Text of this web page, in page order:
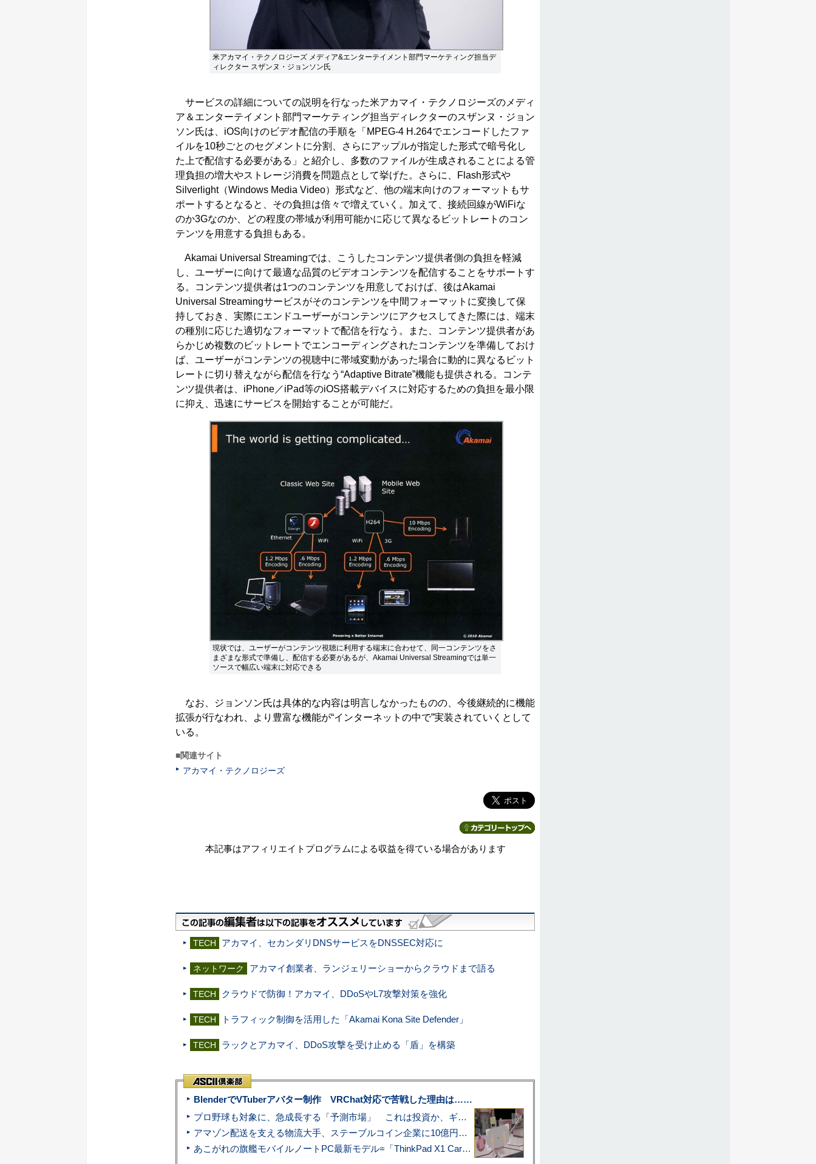
米アカマイ・テクノロジーズ メディア&エンターテイメント部門マーケティング担当デ
ィレクター スザンヌ・ジョンソン氏
サービスの詳細についての説明を行なった米アカマイ・テクノロジーズのメディ
ア＆エンターテイメント部門マーケティング担当ディレクターのスザンヌ・ジョン
ソン氏は、iOS向けのビデオ配信の手順を「MPEG-4 H.264でエンコードしたファ
イルを10秒ごとのセグメントに分割、さらにアップルが指定した形式で暗号化し
た上で配信する必要がある」と紹介し、多数のファイルが生成されることによる管
理負担の増大やストレージ消費を問題点として挙げた。さらに、Flash形式や
Silverlight（Windows Media Video）形式など、他の端末向けのフォーマットもサ
ポートするとなると、その負担は倍々で増えていく。加えて、接続回線がWiFiな
のか3Gなのか、どの程度の帯域が利用可能かに応じて異なるビットレートのコン
テンツを用意する負担もある。
Akamai Universal Streamingでは、こうしたコンテンツ提供者側の負担を軽減
し、ユーザーに向けて最適な品質のビデオコンテンツを配信することをサポートす
る。コンテンツ提供者は1つのコンテンツを用意しておけば、後はAkamai
Universal Streamingサービスがそのコンテンツを中間フォーマットに変換して保
持しておき、実際にエンドユーザーがコンテンツにアクセスしてきた際には、端末
の種別に応じた適切なフォーマットで配信を行なう。また、コンテンツ提供者があ
らかじめ複数のビットレートでエンコーディングされたコンテンツを準備しておけ
ば、ユーザーがコンテンツの視聴中に帯域変動があった場合に動的に異なるビット
レートに切り替えながら配信を行なう“Adaptive Bitrate”機能も提供される。コンテ
ンツ提供者は、iPhone／iPad等のiOS搭載デバイスに対応するための負担を最小限
に抑え、迅速にサービスを開始することが可能だ。
現状では、ユーザーがコンテンツ視聴に利用する端末に合わせて、同一コンテンツをさ
まざまな形式で準備し、配信する必要があるが、Akamai Universal Streamingでは単一
ソースで幅広い端末に対応できる
なお、ジョンソン氏は具体的な内容は明言しなかったものの、今後継続的に機能
拡張が行なわれ、より豊富な機能が“インターネットの中で”実装されていくとして
いる。
■関連サイト
アカマイ・テクノロジーズ
本記事はアフィリエイトプログラムによる収益を得ている場合があります
TECH アカマイ、セカンダリDNSサービスをDNSSEC対応に
ネットワーク アカマイ創業者、ランジェリーショーからクラウドまで語る
TECH クラウドで防御！アカマイ、DDoSやL7攻撃対策を強化
TECH トラフィック制御を活用した「Akamai Kona Site Defender」
TECH ラックとアカマイ、DDoS攻撃を受け止める「盾」を構築
BlenderでVTuberアバター制作 VRChat対応で苦戦した理由は……
プロ野球も対象に、急成長する「予測市場」 これは投資か、ギャンブルか
アマゾン配送を支える物流大手、ステーブルコイン企業に10億円投資のワケ
あこがれの旗艦モバイルノートPC最新モデル=「ThinkPad X1 Carbon Gen 14 Aura Edition」実機レビュー